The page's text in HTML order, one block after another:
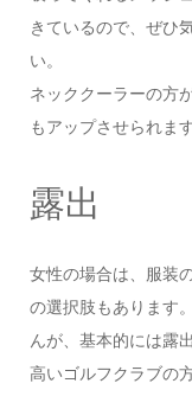
きているので、ぜひ
い。
ネッククーラーの方
もアップさせられます
露出
女性の場合は、服装
の選択肢もあります
んが、基本的には露
高いゴルフクラブの